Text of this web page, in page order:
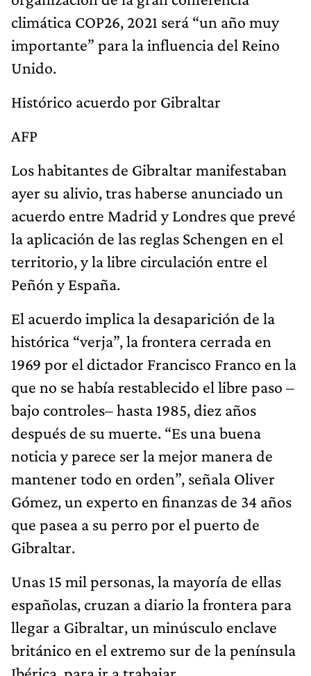
climática COP26, 2021 será “un año muy
importante” para la influencia del Reino
Unido.
Histórico acuerdo por Gibraltar
AFP
Los habitantes de Gibraltar manifestaban
ayer su alivio, tras haberse anunciado un
acuerdo entre Madrid y Londres que prevé
la aplicación de las reglas Schengen en el
territorio, y la libre circulación entre el
Peñón y España.
El acuerdo implica la desaparición de la
histórica “verja”, la frontera cerrada en
1969 por el dictador Francisco Franco en la
que no se había restablecido el libre paso –
bajo controles– hasta 1985, diez años
después de su muerte. “Es una buena
noticia y parece ser la mejor manera de
mantener todo en orden”, señala Oliver
Gómez, un experto en finanzas de 34 años
que pasea a su perro por el puerto de
Gibraltar.
Unas 15 mil personas, la mayoría de ellas
españolas, cruzan a diario la frontera para
llegar a Gibraltar, un minúsculo enclave
británico en el extremo sur de la península